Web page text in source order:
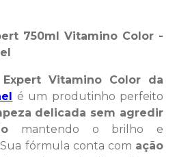
750ml Vitamino Color -
Vitamino Color da
é um produtinho perfeito
delicada sem agredir
mantendo o brilho e
Sua fórmula conta com ação